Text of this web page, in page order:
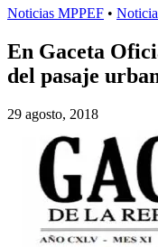
Noticias MPPEF •
En Gaceta
del pasaje
29 agosto, 2018